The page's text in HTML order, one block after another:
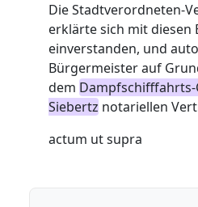
Die Stadtverordneten-
erklärte sich mit diesen
einverstanden, und
Bürgermeister auf
dem Dampfschifffahrts-
Siebertz notariellen
actum ut supra